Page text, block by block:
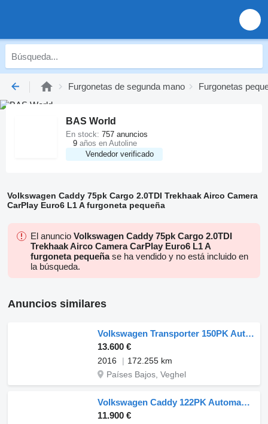
Furgonetas de segunda mano Furgonetas
BAS World
Vendedor verificado
En stock: 757 anuncios
9 años en Autoline
Volkswagen Caddy 75pk Cargo 2.0TDI Trekhaak Airco Camera
CarPlay Euro6 L1 A furgoneta pequeña
El anuncio Volkswagen Caddy 75pk Cargo 2.0TDI
Trekhaak Airco Camera CarPlay Euro6 L1 A
furgoneta pequeñase ha vendido y no está incluido en
la búsqueda.
Anuncios similares
Volkswagen Transporter 150PK Automaat Dubbel Cabine Euro6 5 Persoons L2H1 N
13.600 €
2016
172.255 km
Países Bajos, Veghel
Volkswagen Caddy 122PK Automaat L1H1 Airco Cruise Parkeersensoren Werkplaat
11.900 €